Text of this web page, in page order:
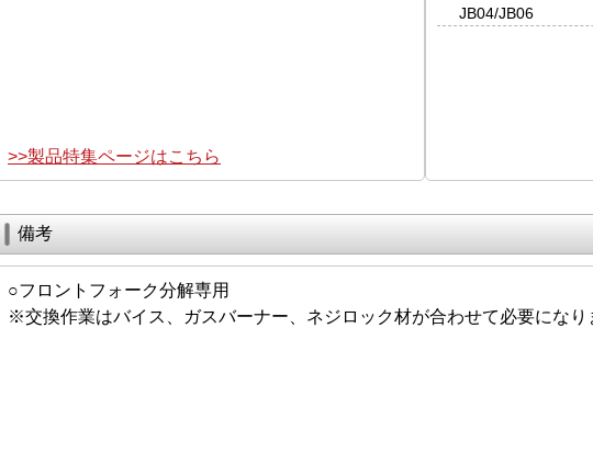
>>製品特集ページはこちら
JB04/JB06
備考
○フロントフォーク分解専用
※交換作業はバイス、ガスバーナー、ネジロック材が合わせて必要になり